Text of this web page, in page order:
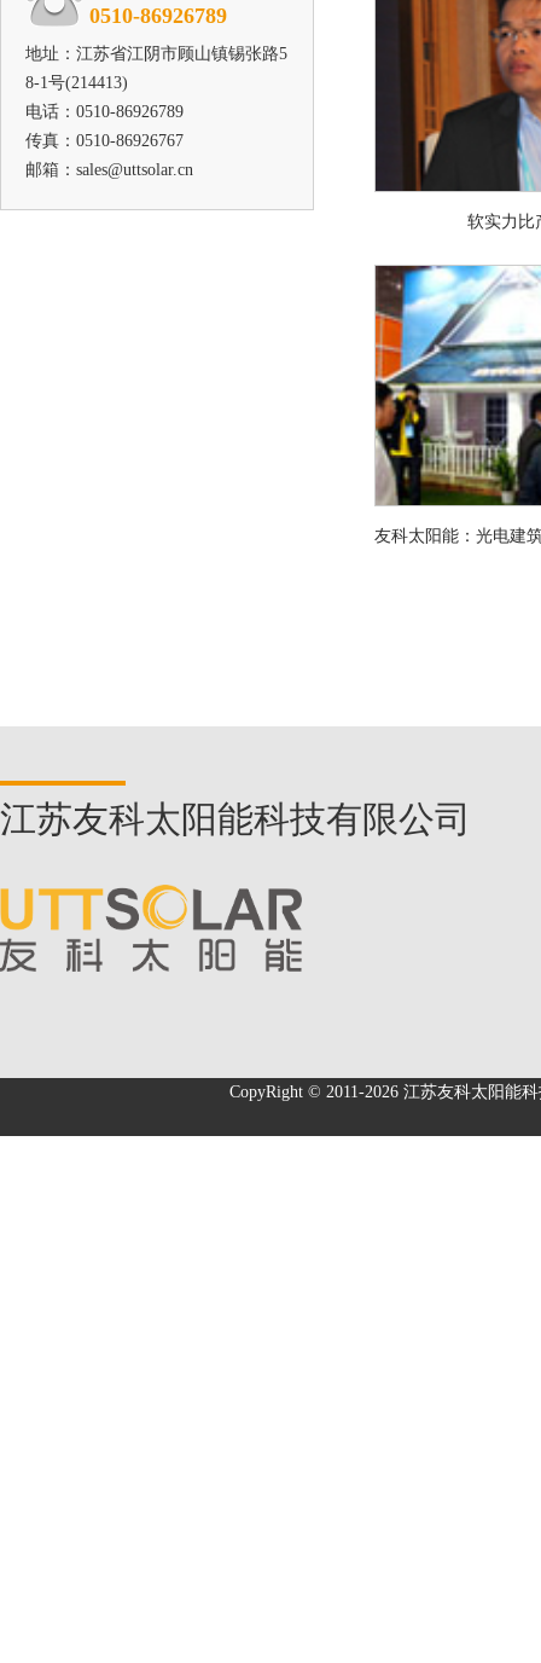
0510-86926789
地址：江苏省江阴市顾山镇锡张路5
8-1号(214413)
电话：0510-86926789
传真：0510-86926767
邮箱：sales@uttsolar.cn
软实力比
江苏友科太阳能科技有限公司
CopyRight © 2011-2026 江苏友科太阳能